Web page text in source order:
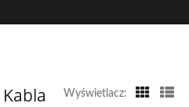
Wyświetlacz: